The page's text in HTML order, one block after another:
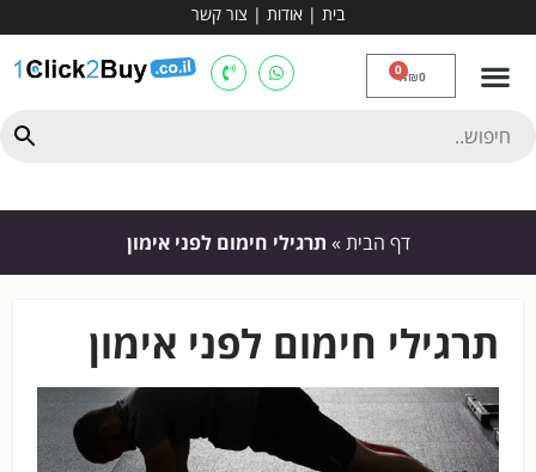
בית | אודות | צור קשר
₪0
0
דף הבית » תרגילי חימום לפני אימון
תרגילי חימום לפני אימון